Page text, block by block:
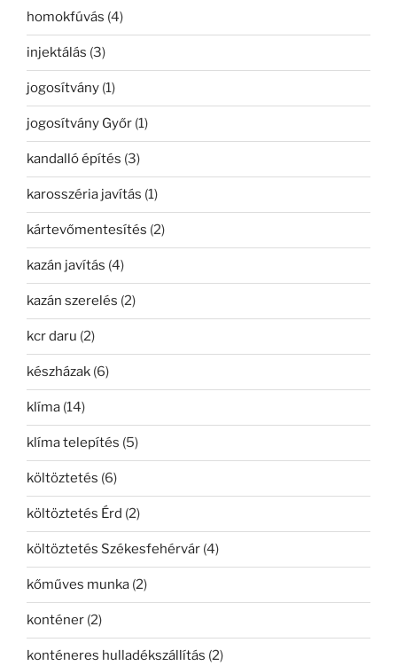
homokfúvás (4)
injektálás (3)
jogosítvány (1)
jogosítvány Győr (1)
kandalló építés (3)
karosszéria javítás (1)
kártevőmentesítés (2)
kazán javítás (4)
kazán szerelés (2)
kcr daru (2)
készházak (6)
klíma (14)
klíma telepítés (5)
költöztetés (6)
költöztetés Érd (2)
költöztetés Székesfehérvár (4)
kőműves munka (2)
konténer (2)
konténeres hulladékszállítás (2)